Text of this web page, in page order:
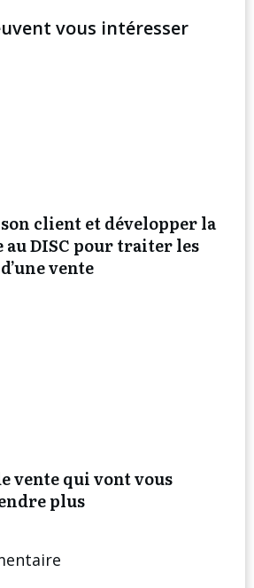
vous intéresser
client et développer la
au DISC pour traiter les
vente
vente qui vont vous
plus